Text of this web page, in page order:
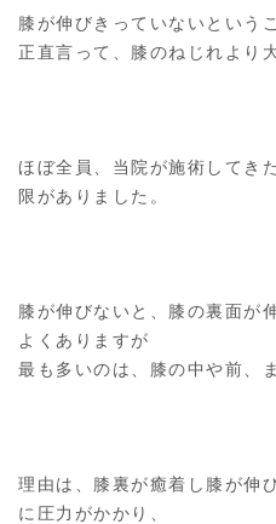
膝が伸びきっていないという
正直言って、膝のねじれより
ほぼ全員、当院が施術してき
限がありました。
膝が伸びないと、膝の裏面が
よくありますが
最も多いのは、膝の中や前、
理由は、膝裏が癒着し膝が伸
に圧力がかかり、